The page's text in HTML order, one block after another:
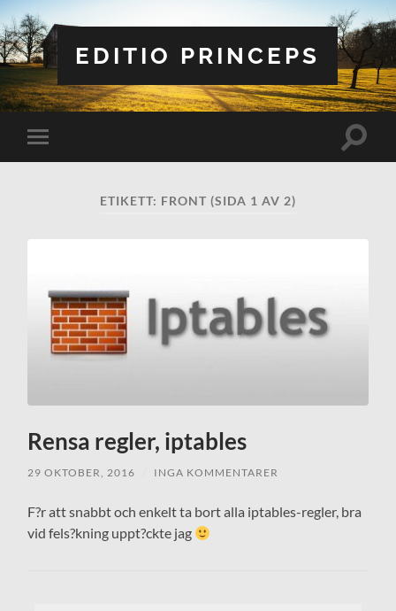
EDITIO PRINCEPS
Slå
på/av
Slå
ETIKETT: FRONT (SIDA 1 AV 2)
Rensa regler, iptables
29 OKTOBER, 2016 INGA KOMMENTARER
F?r att snabbt och enkelt ta bort alla iptables-regler, bra
vid fels?kning uppt?ckte jag